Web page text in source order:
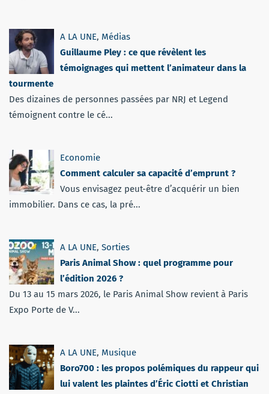
A LA UNE, Médias
Guillaume Pley : ce que révèlent les
témoignages qui mettent l’animateur dans la
tourmente
Des dizaines de personnes passées par NRJ et Legend
témoignent contre le cé...
Economie
Comment calculer sa capacité d’emprunt ?
Vous envisagez peut-être d’acquérir un bien
immobilier. Dans ce cas, la pré...
A LA UNE, Sorties
Paris Animal Show : quel programme pour
l’édition 2026 ?
Du 13 au 15 mars 2026, le Paris Animal Show revient à Paris
Expo Porte de V...
A LA UNE, Musique
Boro700 : les propos polémiques du rappeur qui
lui valent les plaintes d’Éric Ciotti et Christian